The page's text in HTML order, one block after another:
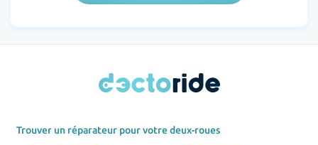
Trouver un réparateur pour votre deux-roues